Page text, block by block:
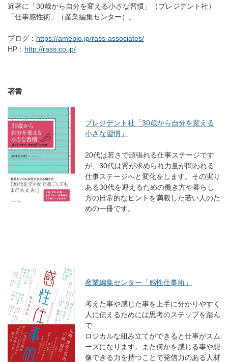
近著に「30歳から自分を変える小さな習慣」（プレジデント社）
「仕事感性術」（産業編集センター）。
ブログ： https://ameblo.jp/rass-associates/
HP： http://rass.co.jp/
著書
プレジデント社「30歳から自分を変える
小さな習慣」
20代は若さで頑張れる仕事ステージです
が、30代は質が求められ力量が問われる
仕事ステージへと変化をします。その実り
ある30代を迎えるための働き方や暮らし
方の日常的なヒントを満載した若い人のた
めの一冊です。
産業編集センター「感性仕事術」
考えた事や感じた事を上手に分かりやすく
人に伝えるためには思考のステップを踏ん
で
ロジカルな組み立てができると仕事がスム
ーズになります。また何かを感じる事や想
像できる力を持つことで発信力のある人材